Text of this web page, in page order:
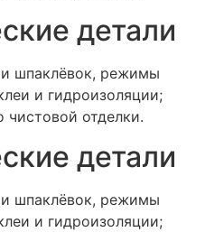
детали
шпаклёвок, режимы
и гидроизоляции;
отделки.
детали
шпаклёвок, режимы
и гидроизоляции;